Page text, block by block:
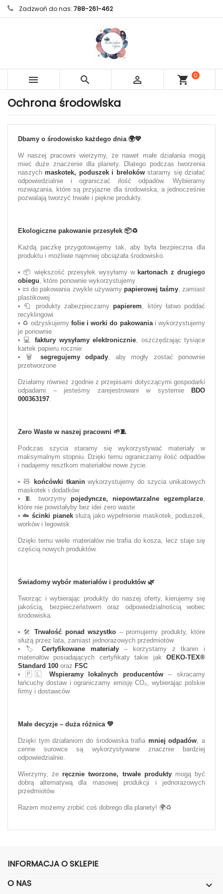
Zadzwoń do nas: 788-261-462
   shopping_cart
0
Ochrona środowiska
Dbamy o środowisko każdego dnia 🌍💙
W naszej pracowni wierzymy, że nawet małe działania mogą
mieć duże znaczenie dla planety. Dlatego podczas tworzenia
naszychmaskotek, poduszek i brelokówstaramy się działać
odpowiedzialnie i ograniczać ilość odpadów. Wybieramy
rozwiązania, które są przyjazne dla środowiska, a jednocześnie
pozwalają tworzyć trwałe i piękne produkty.
Ekologiczne pakowanie przesyłek 📦♻️
Każdą paczkę przygotowujemy tak, aby była bezpieczna dla
produktu i możliwie najmniej obciążała środowisko.
• 📦 większość przesyłek wysyłamy w kartonach z drugiego
obiegu , które ponownie wykorzystujemy
• 📜 do pakowania zwykle używamy papierowej taśmy, zamiast
plastikowej
• 🧻 produkty zabezpieczamypapierem , który łatwo poddać
recyklingowi
• ♻️ odzyskujemy folie i worki do pakowaniai wykorzystujemy
je ponownie
• 💻faktury wysyłamy elektronicznie , oszczędzając tysiące
kartek papieru rocznie
• 🗑️ segregujemy odpady , aby mogły zostać ponownie
przetworzone
Działamy również zgodnie z przepisami dotyczącymi gospodarki
odpadami – jesteśmy zarejestrowani w systemie BDO
000363197
Zero Waste w naszej pracowni 🌱🧵
Podczas szycia staramy się wykorzystywać materiały w
maksymalnym stopniu. Dzięki temu ograniczamy ilość odpadów
i nadajemy resztkom materiałów nowe życie.
• 🧸 końcówki tkaninwykorzystujemy do szycia unikatowych
maskotek i dodatków
• 🧵 tworzymy pojedyncze, niepowtarzalne egzemplarze
które nie powstałyby bez idei zero waste
• ☁️ścinki pianeksłużą jako wypełnienie maskotek, poduszek,
worków i legowisk
Dzięki temu wiele materiałów nie trafia do kosza, lecz staje się
częścią nowych produktów.
Świadomy wybór materiałów i produktów 🌿
Tworząc i wybierając produkty do naszej oferty, kierujemy się
jakością, bezpieczeństwem oraz odpowiedzialnością wobec
środowiska.
• 🛠️Trwałość ponad wszystko – promujemy produkty, które
służą przez lata, zamiast jednorazowych przedmiotów
• 🏷️ Certyfikowane materiały– korzystamy z tkanin i
materiałów posiadających certyfikaty takie jak OEKO-TEX®
Standard 100 oraz FSC
• 🇵🇱 Wspieramy lokalnych producentów – skracamy
łańcuchy dostaw i ograniczamy emisję CO₂, wybierając polskie
firmy i dostawców
Małe decyzje – duża różnica 💚
Dzięki tym działaniom do środowiska trafia mniej odpadów , a
cenne surowce są wykorzystywane znacznie bardziej
odpowiedzialnie.
Wierzymy, żeręcznie tworzone, trwałe produktymogą być
dobrą alternatywą dla masowej produkcji i jednorazowych
przedmiotów.
Razem możemy zrobić coś dobrego dla planety! 🌍♻️
INFORMACJA O SKLEPIE
O NAS
